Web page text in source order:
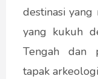
destinasi
yang kukuh
Tengah dan
tapak